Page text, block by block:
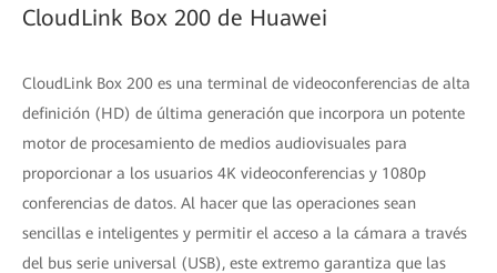
CloudLink Box 200 de Huawei
CloudLink Box 200 es una terminal de videoconferencias de alta
definición (HD) de última generación que incorpora un potente
motor de procesamiento de medios audiovisuales para
proporcionar a los usuarios 4K videoconferencias y 1080p
conferencias de datos. Al hacer que las operaciones sean
sencillas e inteligentes y permitir el acceso a la cámara a través
del bus serie universal (USB), este extremo garantiza que las